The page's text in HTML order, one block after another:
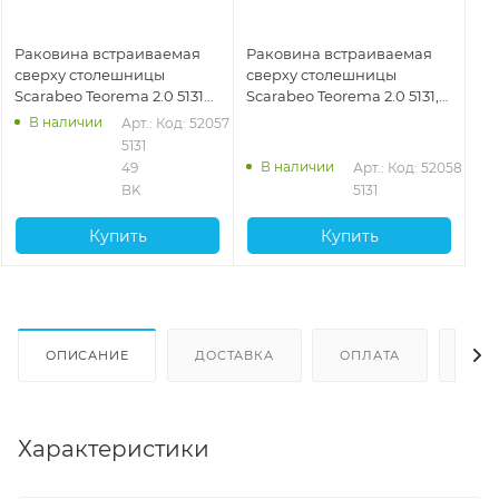
Раковина встраиваемая
сверху столешницы
Scarabeo Teorema 2.0 5131
49 BK, Bioker, 600x360x170
без отверстия для
смесителя, с переливом,
В наличии
Арт.:
5131
49
BK
Код: 52057
Купить
Раковина встраиваемая
сверху столешницы
Scarabeo Teorema 2.0 5131,
белый глянцевый
В наличии
Арт.:
5131
Код: 52058
Купить
ОПИСАНИЕ ДОСТАВКА ОПЛАТА
Характеристики